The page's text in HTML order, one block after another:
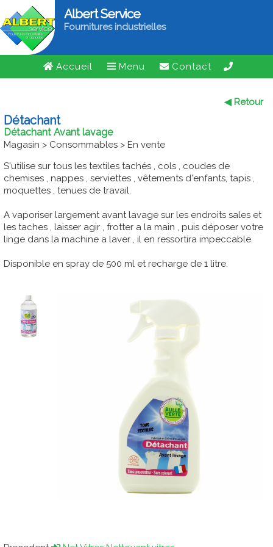
Albert Service
Fournitures industrielles
Accueil Menu Contact
◀ Retour
Détachant
Détachant Avant lavage
Magasin > Consommables > En vente
S'utilise sur tous les textiles tachés , cols , coudes de
chemises , nappes , serviettes , vêtements d'enfants, tapis ,
moquettes , tenues de travail.
A vaporiser largement avant lavage sur les endroits sales et
les taches , laisser agir , frotter a la main , puis déposer votre
linge dans la machine a laver , il en ressortira impeccable.
Disponible en spray de 500 ml et recharge de 1 litre.